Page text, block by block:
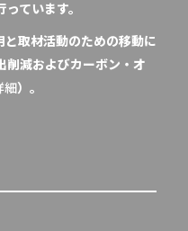
ています。
取材活動のための移動に
削減およびカーボン・オ
細）。